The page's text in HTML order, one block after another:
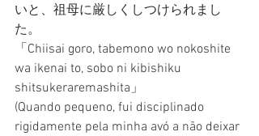
いと、祖母に厳しくしつけられまし
た。
「Chiisai goro, tabemono wo nokoshite
wa ikenai to, sobo ni kibishiku
shitsukeraremashita」
(Quando pequeno, fui disciplinado
rigidamente pela minha avó a não deixar